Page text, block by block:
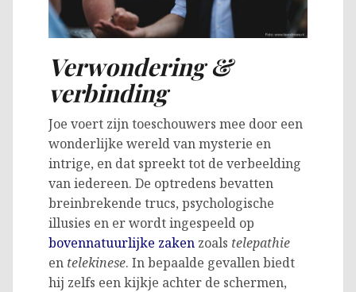
Verwondering &
verbinding
Joe voert zijn toeschouwers mee door een
wonderlijke wereld van mysterie en
intrige, en dat spreekt tot de verbeelding
van iedereen. De optredens bevatten
breinbrekende trucs, psychologische
illusies en er wordt ingespeeld op
bovennatuurlijke zaken zoals telepathie
en telekinese. In bepaalde gevallen biedt
hij zelfs een kijkje achter de schermen,